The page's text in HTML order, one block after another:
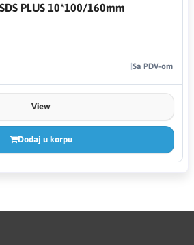
PLUS 10*100/160mm
Sa PDV-om
View
Dodaj u korpu